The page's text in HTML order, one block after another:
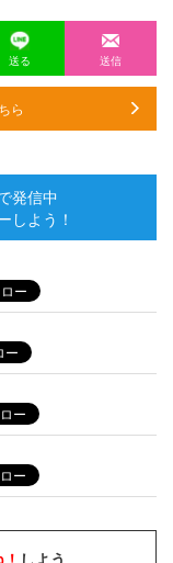
送る 送信
ら
発信中
しよう！